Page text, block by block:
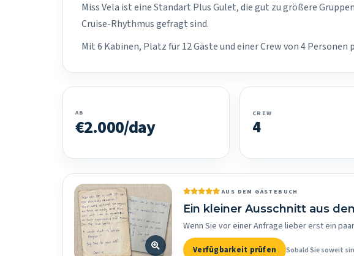
Miss Vela ist eine Standart Plus Gulet, die gut zu größere
Cruise-Rhythmus gefragt sind.
Mit 6 Kabinen, Platz für 12 Gäste und einer Crew von 4
AB
€2.000/day
CREW
4
AUS DEM GÄSTEBUCH
Ein kleiner Ausschnitt aus
Wenn Sie vor einer Anfrage lieber erst ein
Verfügbarkeit prüfen Sobald Sie soweit